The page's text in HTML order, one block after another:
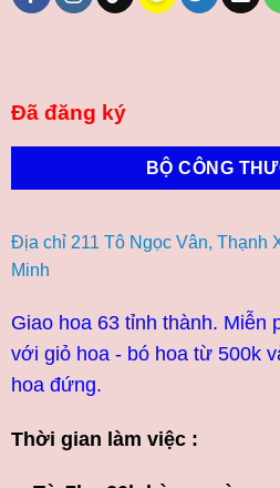
Đã đăng ký
BỘ CÔNG
Địa chỉ 211 Tô Ngọc Vân, Thạnh
Minh
Giao hoa 63 tỉnh thành. Miễn
với giỏ hoa - bó hoa từ 500k
hoa đứng.
Thời gian làm việc :